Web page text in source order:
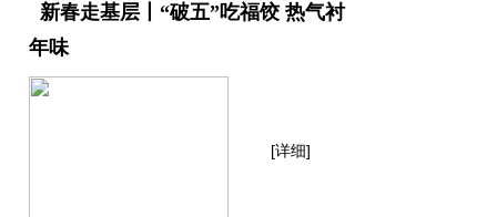
新春走基层丨“破五”吃福饺 热气衬
年味
[详细]